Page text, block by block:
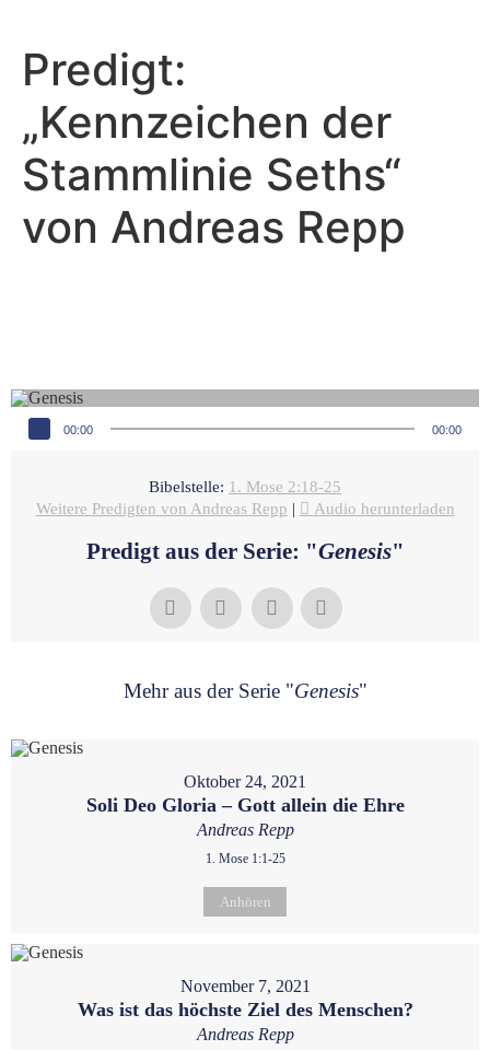
Predigt:
„Kennzeichen der
Stammlinie Seths“
von Andreas Repp
Audio-Player
00:00 00:00
Bibelstelle: 1. Mose 2:18-25
Weitere Predigten von Andreas Repp | Audio herunterladen
Predigt aus der Serie: "Genesis"
Mehr aus der Serie "Genesis"
Oktober 24, 2021
Soli Deo Gloria – Gott allein die Ehre
Andreas Repp
1. Mose 1:1-25
Anhören
November 7, 2021
Was ist das höchste Ziel des Menschen?
Andreas Repp